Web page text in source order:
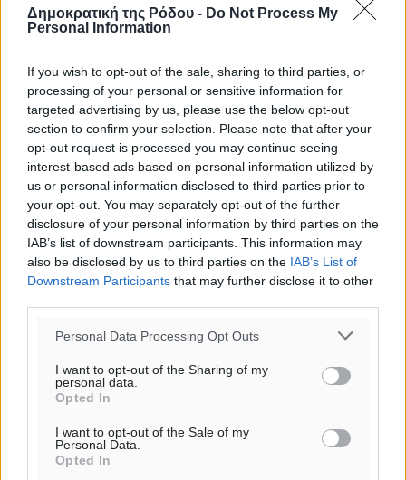
Δημοκρατική της Ρόδου - Do Not Process My
Personal Information
If you wish to opt-out of the sale, sharing to third parties, or
processing of your personal or sensitive information for
targeted advertising by us, please use the below opt-out
section to confirm your selection. Please note that after your
opt-out request is processed you may continue seeing
interest-based ads based on personal information utilized by
us or personal information disclosed to third parties prior to
your opt-out. You may separately opt-out of the further
disclosure of your personal information by third parties on the
IAB’s list of downstream participants. This information may
also be disclosed by us to third parties on the IAB’s List of
Downstream Participants that may further disclose it to other
Personal Data Processing Opt Outs
I want to opt-out of the Sharing of my
personal data.
Opted In
I want to opt-out of the Sale of my
Personal Data.
Opted In
Ροή ειδήσεων
Αποκαλυπτήρια για την «Ατζέντα 2030» από το βήμα
Από την παράδοση της Ρόδου στα ερευνητικά
εργαστήρια: Το μελεκούνι αποκτά διεθνές
Πολιτιστικά• πριν 27 λεπτά